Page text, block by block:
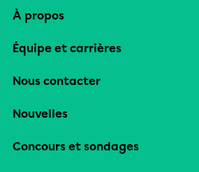
À propos
Équipe et carrières
Nous contacter
Nouvelles
Concours et sondages